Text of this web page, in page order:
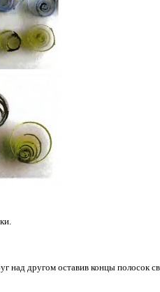
над другом оставив концы полосок